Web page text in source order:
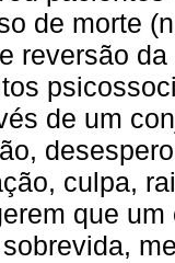
de morte
reversão
de um
culpa,
que